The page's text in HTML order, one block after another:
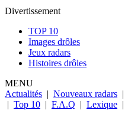
Divertissement
TOP 10
Images drôles
Jeux radars
Histoires drôles
MENU
Actualités | Nouveaux radars |
| Top 10 | F.A.Q | Lexique |